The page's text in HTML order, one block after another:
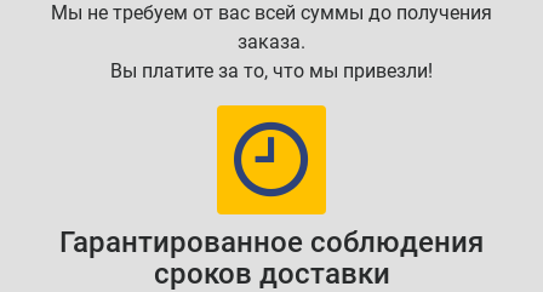
Мы не требуем от вас всей суммы до получения
заказа.
Вы платите за то, что мы привезли!
Гарантированное соблюдения
сроков доставки